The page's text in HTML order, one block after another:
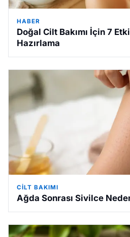
HABER
Doğal Cilt Bakımı İçin 7
Hazırlama
CILT BAKIMI
Ağda Sonrası Sivilce